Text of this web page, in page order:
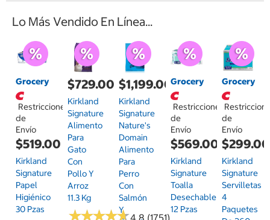
Lo Más Vendido En Línea...
Grocery
Restricciones
de
Envío
$519.00
Kirkland
Signature
Papel
Higiénico
30 Pzas
$729.00
Kirkland
Signature
Alimento
Para
Gato
Con
Pollo Y
Arroz
11.3 Kg
★★★★★
★★★★★4.8 (1751)
$1,199.00
Kirkland
Signature
Nature's
Domain
Alimento
Para
Perro
Con
Salmón
Y
Grocery
Restricciones
de
Envío
$569.00
Kirkland
Signature
Toalla
Desechable
12 Pzas
Grocery
de
Envío
$299.00
Kirkland
Signature
Servilletas
4
Paquetes